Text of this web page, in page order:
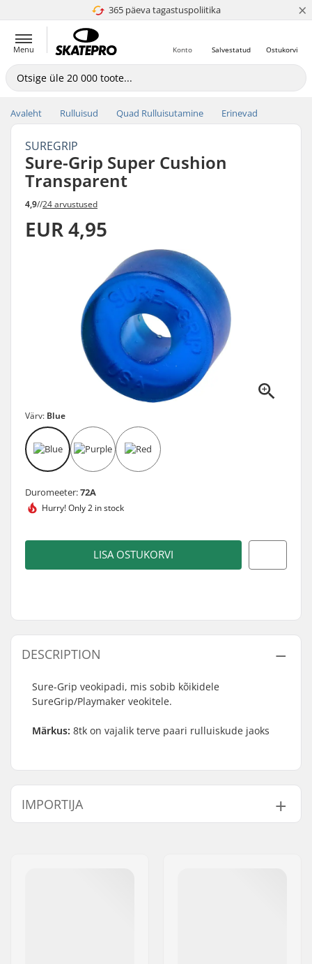
365 päeva tagastuspoliitika
4.8 paljaks 5 ×
Menu Ostukorvi
Salvestatud
Konto
Avaleht Rulluisud Quad Rulluisutamine Erinevad
SUREGRIP
Sure-Grip Super Cushion
Transparent
4,9//24 arvustused
EUR 4,95
Värv: Blue
Duromeeter:72A
Hurry!Only 2 in stock
LISA OSTUKORVI
DESCRIPTION
Sure-Grip veokipadi, mis sobib kõikidele
SureGrip/Playmaker veokitele.
Märkus: 8tk on vajalik terve paari rulluiskude jaoks
IMPORTIJA